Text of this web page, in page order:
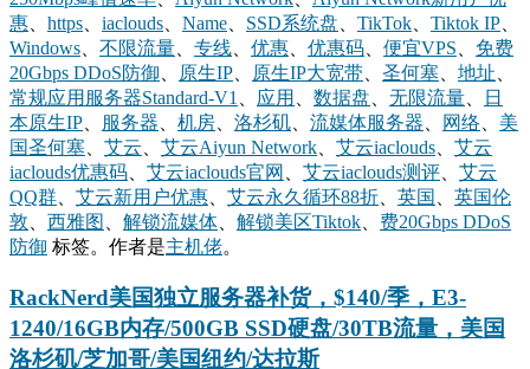
惠、 https、 iaclouds、 Name、 SSD系统盘、 TikTok、 Tiktok IP、
Windows、 不限流量、 专线、 优惠、 优惠码、 便宜VPS、 免费
20Gbps DDoS防御、 原生IP、 原生IP大宽带、 圣何塞、 地址、
常规应用服务器Standard-V1、 应用 、 数据盘、 无限流量、
日
本原生IP、 服务器、 机房、 洛杉矶、 流媒体服务器、 网络、 美
国圣何塞、 艾云、 艾云Aiyun Network、 艾云iaclouds、 艾云
iaclouds优惠码、 艾云iaclouds官网 、 艾云iaclouds测评、 艾云
QQ群、 艾云新用户优惠、 艾云永久循环88折、 英国 、 英国伦
敦、 西雅图 、 解锁流媒体、 解锁美区Tiktok、 费20Gbps DDoS
防御 标签。 作者是主机佬。
RackNerd美国独立服务器补货，$140/季，E3-
1240/16GB内存/500GB SSD硬盘/30TB流量，美国
洛杉矶/芝加哥/美国纽约/达拉斯